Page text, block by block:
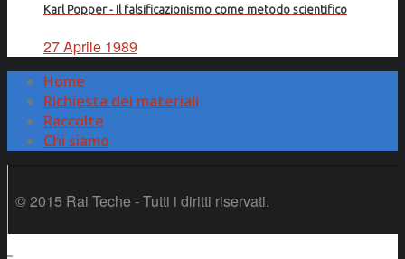
Karl Popper - Il falsificazionismo come metodo scientifico
27 Aprile 1989
Home
Richiesta dei materiali
Raccolte
Chi siamo
© 2015 Rai Teche - Tutti i diritti riservati.